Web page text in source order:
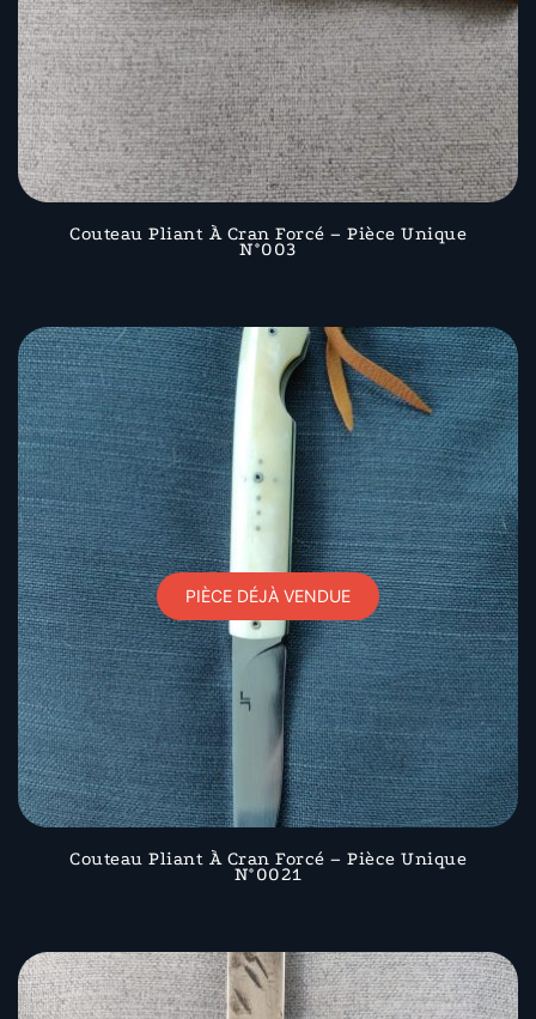
Couteau Pliant À Cran Forcé – Pièce Unique
N°003
PIÈCE DÉJÀ VENDUE
Couteau Pliant À Cran Forcé – Pièce Unique
N°0021